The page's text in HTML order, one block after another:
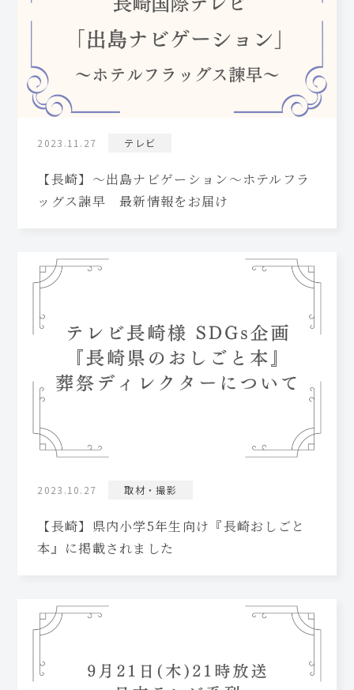
2023.11.27 テレビ
【長崎】～出島ナビゲーション～ホテルフラ
ッグス諫早 最新情報をお届け
2023.10.27 取材・撮影
【長崎】県内小学5年生向け『長崎おしごと
本』に掲載されました